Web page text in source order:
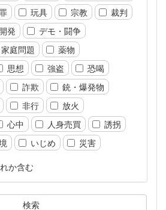
玩具 宗教
裁判
発
デモ・闘争
家庭問題
薬物
思想 強盗
恐喝
詐欺
銃・爆発物
非行
放火
心中 人身売買
誘拐
いじめ 災害
か含む